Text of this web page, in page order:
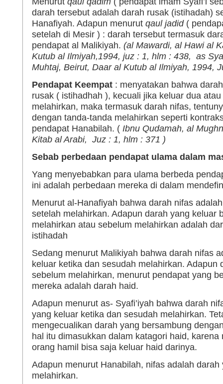
darah tersebut adalah darah rusak (istihadah)
Hanafiyah. Adapun menurut qaul jadid(
setelah di Mesir ) : darah tersebut termasuk
pendapat al Malikiyah. (al Mawardi, al Hawi al
Kutub al Ilmiyah,1994, juz : 1, hlm : 438, as
Muhtaj, Beirut, Daar al Kutub al Ilmiyah, 1994,
Pendapat Keempat : menyatakan bahwa
rusak ( istihadhah ), kecuali jika keluar dua
melahirkan, maka termasuk darah nifas,
dengan tanda-tanda melahirkan seperti
pendapat Hanabilah. ( Ibnu Qudamah, al
Kitab al Arabi, Juz : 1, hlm : 371 )
Sebab perbedaan pendapat ulama dalam
Yang menyebabkan para ulama berbeda
ini adalah perbedaan mereka di dalam
Menurut al-Hanafiyah bahwa darah nifas
setelah melahirkan. Adapun darah yang keluar
melahirkan atau sebelum melahirkan adalah
istihadah
Sedang menurut Malikiyah bahwa darah nifas
keluar ketika dan sesudah melahirkan. Adapun
sebelum melahirkan, menurut pendapat yang
mereka adalah darah haid.
Adapun menurut as- Syafi’iyah bahwa darah
yang keluar ketika dan sesudah melahirkan.
mengecualikan darah yang bersambung
hal itu dimasukkan dalam katagori haid, karena
orang hamil bisa saja keluar haid darinya.
Adapun menurut Hanabilah, nifas adalah darah
melahirkan.